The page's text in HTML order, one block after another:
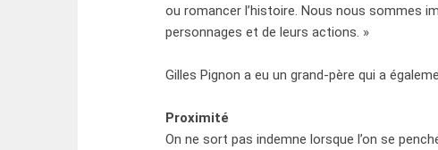
ou romancer l’histoire. Nous nous sommes
personnages et de leurs actions. »
Gilles Pignon a eu un grand-père qui a
Proximité
On ne sort pas indemne lorsque l’on se